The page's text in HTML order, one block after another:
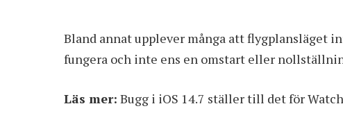
Bland annat upplever många att flygplansläget
fungera och inte ens en omstart eller
Läs mer: Bugg i iOS 14.7 ställer till det för